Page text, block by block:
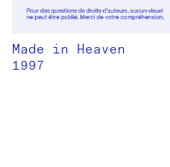
Made in Heaven
1997